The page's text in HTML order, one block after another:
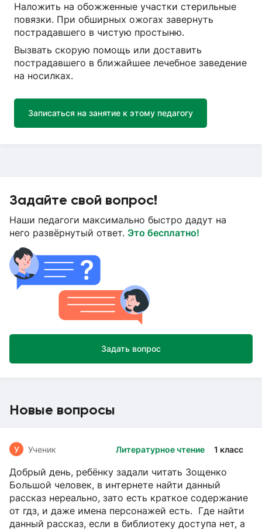
Наложить на обожженные участки стерильные
повязки. При обширных ожогах завернуть
пострадавшего в чистую простыню.
Вызвать скорую помощь или доставить
пострадавшего в ближайшее лечебное заведение
на носилках.
Записаться на занятие к этому педагогу
Задайте свой вопрос!
Наши педагоги максимально быстро дадут на
него развёрнутый ответ. Это бесплатно!
Задать вопрос
Новые вопросы
Литературное чтение 1 класс
У Ученик
Добрый день, ребёнку задали читать Зощенко
Большой человек, в интернете найти данный
рассказ нереально, зато есть краткое содержание
от гдз, и даже имена персонажей есть. Где найти
данный рассказ, если в библиотеку доступа нет, а